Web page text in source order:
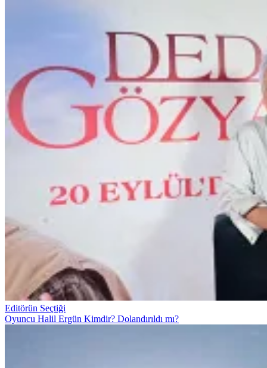
Editörün Seçtiği
Oyuncu Halil Ergün Kimdir? Dolandırıldı mı?